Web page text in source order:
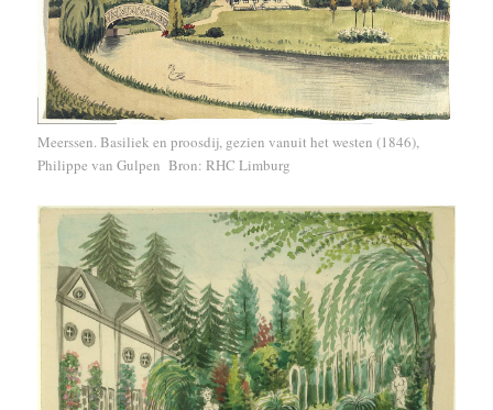
Meerssen. Basiliek en proosdij, gezien vanuit het westen (1846),
Philippe van Gulpen Bron: RHC Limburg